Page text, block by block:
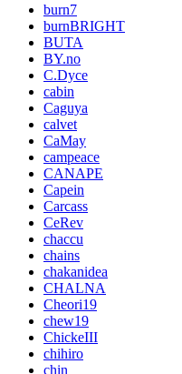
burn7
burnBRIGHT
BUTA
BY.no
C.Dyce
cabin
Caguya
calvet
CaMay
campeace
CANAPE
Capein
Carcass
CeRev
chaccu
chains
chakanidea
CHALNA
Cheori19
chew19
ChickeIII
chihiro
chin